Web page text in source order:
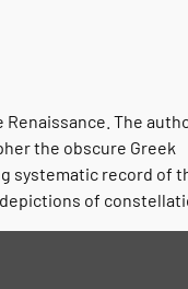
The
the obscure Greek
systematic record of
of